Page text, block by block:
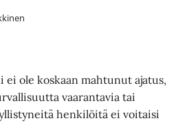
ei ole koskaan mahtunut ajatus,
vaarantavia tai
henkilöitä ei voitaisi